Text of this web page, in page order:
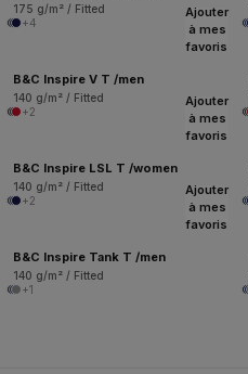
175 g/m² / Fitted
+4
Ajouter
à mes
favoris
B&C Inspire V T /men
140 g/m² / Fitted
+2
Ajouter
à mes
favoris
B&C Inspire LSL T /women
140 g/m² / Fitted
+2
Ajouter
à mes
favoris
B&C Inspire Tank T /men
140 g/m² / Fitted
+1